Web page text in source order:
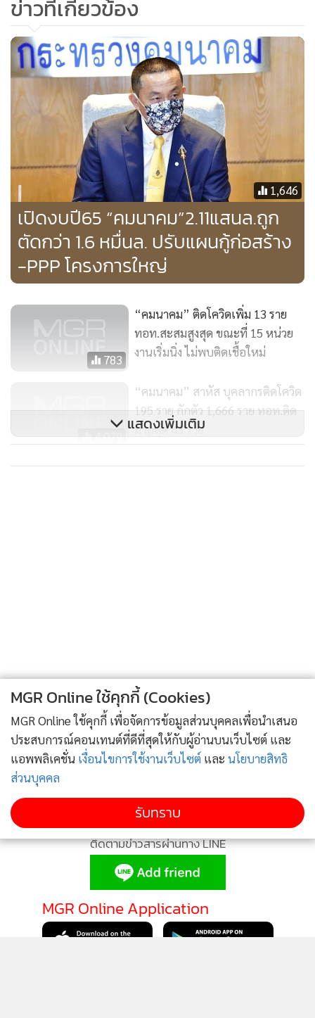
4.การรถไฟแห่งประเทศไทย (รฟท.) จำนวน 18,383.49 ล้าน
บาท ลดลง 404 .62 ล้านบาทหรือ 2.25% 5.การรถไฟฟ้าขนส่ง
มวลชนแห่งประเทศไทย (รฟม.) จำนวน 13,051.01 ล้านบาท
ลดลง2,016.23 ล้านบาท หรือ 13.38%
อย่างไรก็ตาม โครงการขนาดใหญ่ที่มีวงเงินตั้งแต่ 1,000 ล้าน
บาทขึ้นไปของกระทรวงคมนาคม ระยะเวลาดำเนินการปี 2565-
2567 และก่อนหน้านี้ได้รับความเห็นชอบจาก ครม.แล้วเมื่อวันที่
12 ม.ค. 2564 จำนวน 27 โครงการ วงเงินรวมทั้งสิ้น 48,620 ล้าน
บาท จะหารือกับกระทรวงการคลังในการจัดหาแหล่งเงินในการ
ดำเนินโครงการที่เหมาะสมต่อไป ขณะที่โครงการลงทุนของ
หน่วยงานรัฐวิสาหกิจส่วนใหญ่ จะใช้รูปแบบการร่วมลงทุนกับ
เอกชน(PPP)เพื่อไม่เป็นภาระงบประมาณ
ข่าวที่เกี่ยวข้อง
1,646
เปิดงบปี65 “คมนาคม”2.11แสนล.ถูก
ตัดกว่า 1.6 หมื่นล. ปรับแผนกู้ก่อสร้าง
-PPP โครงการใหญ่
783
“คมนาคม” ติดโควิดเพิ่ม 13 ราย
ทอท.สะสมสูงสุด ขณะที่ 15 หน่วย
งานเริ่มนิ่ง ไม่พบติดเชื้อใหม่
4,079
“คมนาคม” สาหัส บุคลากรติดโควิด
195 ราย กักตัว 1,666 ราย ทอท.ติด
มากสุด 43 ราย
บุคลากรคมนาคมติดโควิด-19 เพิ่ม
แสดงเพิ่มเติม
ติดตามข่าวสารผ่านทาง LINE
MGR Online Application
MGR Online ใช้คุกกี้ (Cookies)
MGR Online ใช้คุกกี้ เพื่อจัดการข้อมูลส่วนบุคคลเพื่อนำเสนอ
ประสบการณ์คอนเทนต์ที่ดีที่สุดให้กับผู้อ่านบนเว็บไซต์ และ
แอพพลิเคชั่น เงื่อนไขการใช้งานเว็บไซต์ และ นโยบายสิทธิ
ส่วนบุคคล
รับทราบ